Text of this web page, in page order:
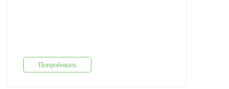
Попробовать